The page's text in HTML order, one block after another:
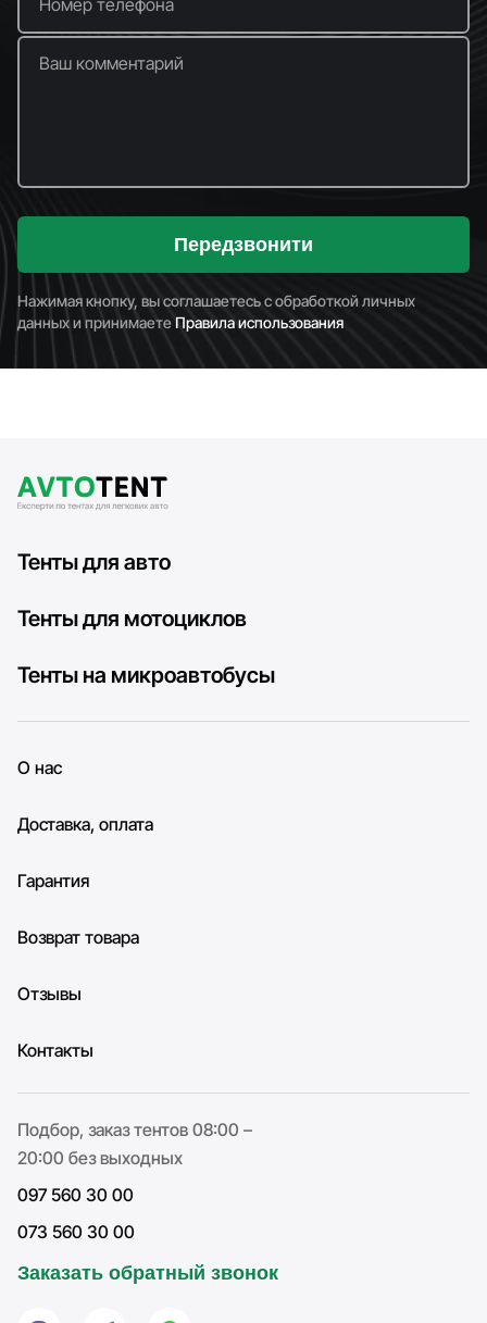
Номер телефона
Ваш комментарий
Передзвонити
Нажимая кнопку, вы соглашаетесь с обработкой личных
данных и принимаетеПравила использования
Тенты для авто
Тенты для мотоциклов
Тенты на микроавтобусы
О нас
Доставка, оплата
Гарантия
Возврат товара
Отзывы
Контакты
Подбор, заказ тентов 08:00 –
20:00 без выходных
097 560 30 00
073 560 30 00
Заказать обратный звонок